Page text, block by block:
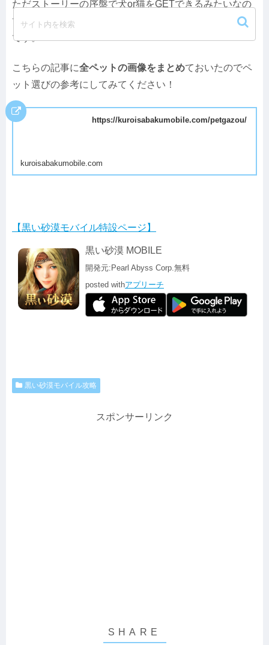
ただストーリーの序盤で犬or猫をGETできるみたいなの
で、課金額を抑えたいなら残り２体分の購入で良さそう
です。
こちらの記事に全ペットの画像をまとめておいたのでペ
ット選びの参考にしてみてください！
https://kuroisabakumobile.com/petgazou/
kuroisabakumobile.com
【黒い砂漠モバイル特設ページ】
黒い砂漠 MOBILE
開発元:Pearl Abyss Corp. 無料
posted withアプリーチ
黒い砂漠モバイル攻略
スポンサーリンク